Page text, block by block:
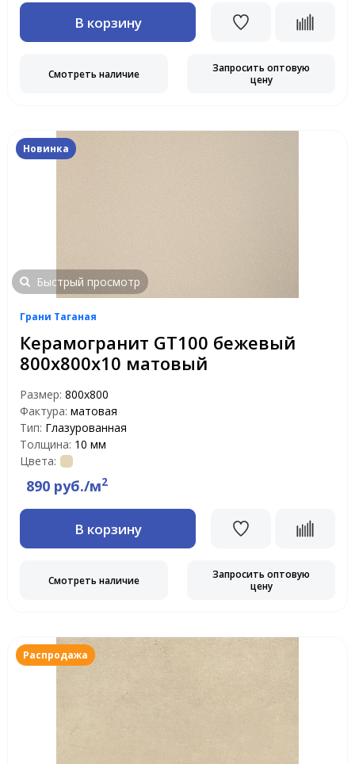
В корзину
Смотреть наличие
Запросить оптовую
цену
Новинка
Быстрый просмотр
Грани Таганая
Керамогранит GT100 бежевый
800x800x10 матовый
Размер: 800x800
Фактура: матовая
Тип: Глазурованная
Толщина: 10 мм
Цвета:
890 руб./м2
В корзину
Смотреть наличие
Запросить оптовую
цену
Распродажа